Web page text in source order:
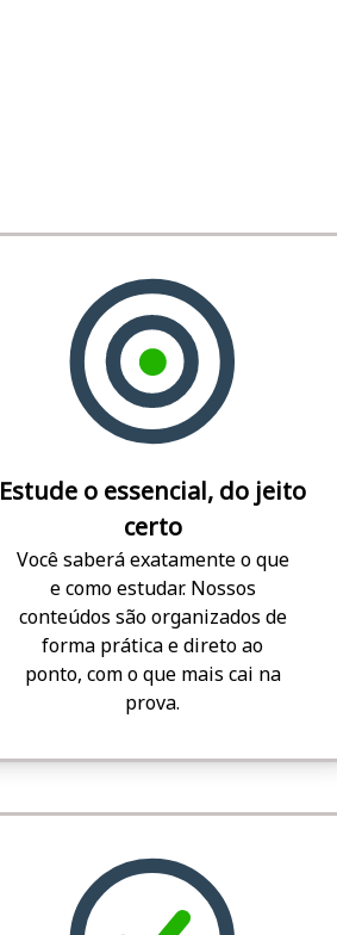
Estude o essencial, do jeito
certo
Você saberá exatamente o que
e como estudar. Nossos
conteúdos são organizados de
forma prática e direto ao
ponto, com o que mais cai na
prova.